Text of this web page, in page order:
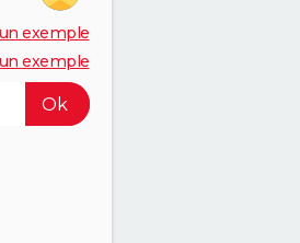
exemple
exemple